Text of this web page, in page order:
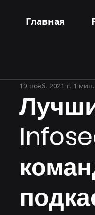
Главная
19 нояб. 2021 г. 1